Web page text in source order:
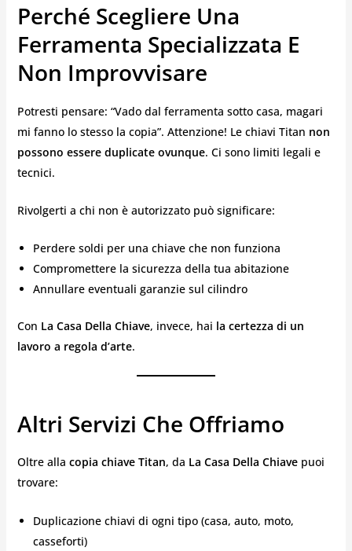
Perché Scegliere Una
Ferramenta Specializzata E
Non Improvvisare
Potresti pensare: “Vado dal ferramenta sotto casa, magari
mi fanno lo stesso la copia”. Attenzione! Le chiavi Titan non
possono essere duplicate ovunque. Ci sono limiti legali e
tecnici.
Rivolgerti a chi non è autorizzato può significare:
Perdere soldi per una chiave che non funziona
Compromettere la sicurezza della tua abitazione
Annullare eventuali garanzie sul cilindro
Con La Casa Della Chiave, invece, hai la certezza di un
lavoro a regola d’arte.
Altri Servizi Che Offriamo
Oltre alla copia chiave Titan, da La Casa Della Chiavepuoi
trovare:
Duplicazione chiavi di ogni tipo (casa, auto, moto,
casseforti)